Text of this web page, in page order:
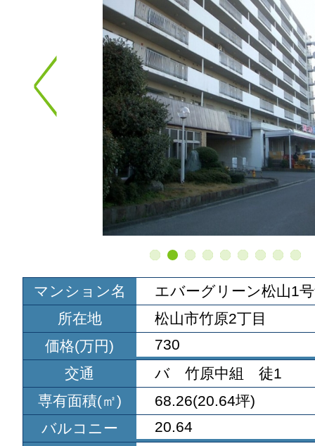
マンション名
エバーグリーン松山1
所在地
松山市竹原2丁目
価格(万円)
730
交通
バ 竹原中組 徒1
専有面積(㎡)
68.26(20.64坪)
バルコニー
20.64